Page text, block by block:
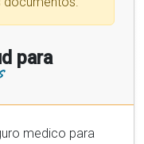
para
medico para